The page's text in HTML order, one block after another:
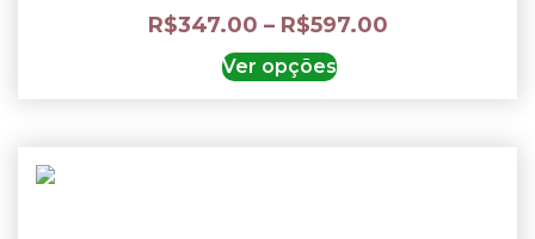
R$347.00 – R$597.00
Ver opções